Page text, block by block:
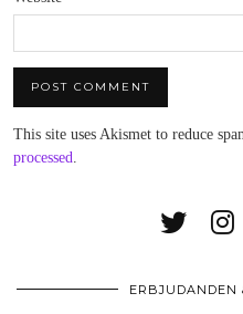
This site uses Akismet to reduce
processed
ERBJUDANDEN